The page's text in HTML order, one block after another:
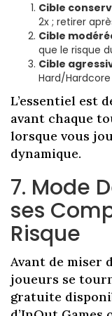
Cible
2x ; retirer
Cible
que le risque
Cible
Hard/
L’essentiel est
avant chaque
lorsque vous
dynamique.
7. Mode
ses
Risque
Avant de miser
joueurs se
gratuite